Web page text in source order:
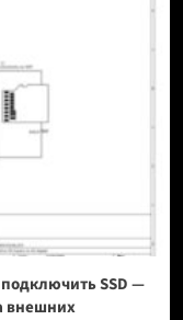
SSD —
внешних